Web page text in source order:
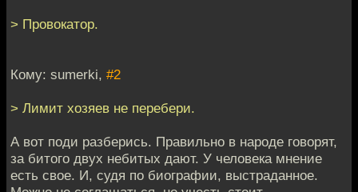
> Провокатор.
Кому: sumerki, #2
> Лимит хозяев не перебери.
А вот поди разберись. Правильно в народе говорят,
за битого двух небитых дают. У человека мнение
есть свое. И, судя по биографии, выстраданное.